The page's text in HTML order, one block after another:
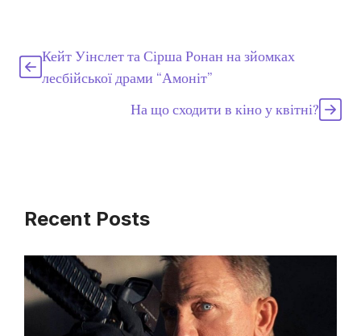
Кейт Уінслет та Сірша Ронан на зйомках
лесбійської драми “Амоніт”
На що сходити в кіно у квітні?
Recent Posts